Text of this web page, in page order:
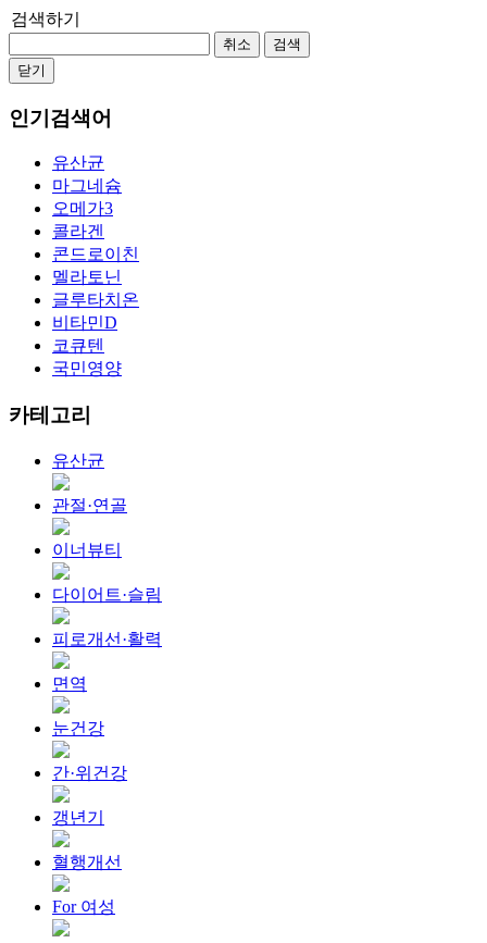
검색하기
취소
검색
닫기
인기검색어
유산균
마그네슘
오메가3
콜라겐
콘드로이친
멜라토닌
글루타치온
비타민D
코큐텐
국민영양
카테고리
유산균
관절·연골
이너뷰티
다이어트·슬림
피로개선·활력
면역
눈건강
간·위건강
갱년기
혈행개선
For 여성